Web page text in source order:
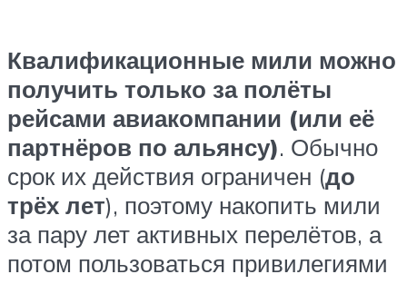
Квалификационные мили можно
получить только за полёты
рейсами авиакомпании (или её
партнёров по альянсу). Обычно
срок их действия ограничен (до
трёх лет), поэтому накопить мили
за пару лет активных перелётов, а
потом пользоваться привилегиями